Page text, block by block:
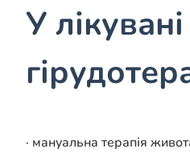
У
· мануальна терапія